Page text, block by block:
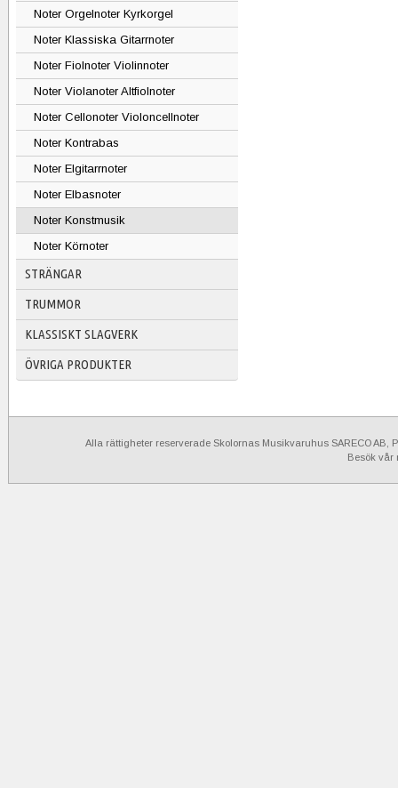
Noter Orgelnoter Kyrkorgel
Noter Klassiska Gitarrnoter
Noter Fiolnoter Violinnoter
Noter Violanoter Altfiolnoter
Noter Cellonoter Violoncellnoter
Noter Kontrabas
Noter Elgitarrnoter
Noter Elbasnoter
Noter Konstmusik
Noter Körnoter
STRÄNGAR
TRUMMOR
KLASSISKT SLAGVERK
ÖVRIGA PRODUKTER
Alla rättigheter reserverade Skolornas Musikvaruhus SARECO AB,
Besök vår